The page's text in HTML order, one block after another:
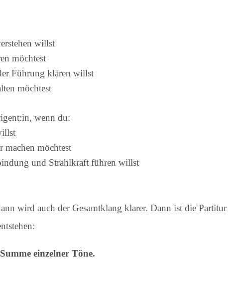
willst
möchtest
Führung klären willst
möchtest
wenn du:
machen möchtest
und Strahlkraft führen willst
wird auch der Gesamtklang klarer. Dann ist die Partitur
einzelner Töne.